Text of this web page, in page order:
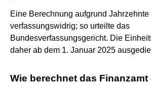
Eine Berechnung aufgrund Jahrzehnte
verfassungswidrig; so urteilte das
Bundesverfassungsgericht. Die
daher ab dem 1. Januar 2025
Wie berechnet das Finanzamt